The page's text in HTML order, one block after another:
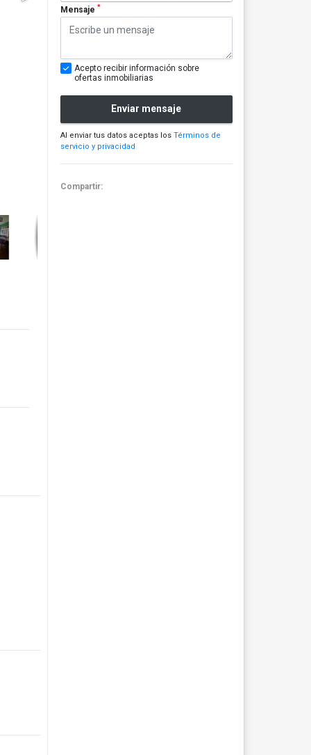
Mensaje *
Acepto recibir información sobre
ofertas inmobiliarias
Enviar mensaje
Al enviar tus datos aceptas los Términos de
servicio y privacidad
Compartir: